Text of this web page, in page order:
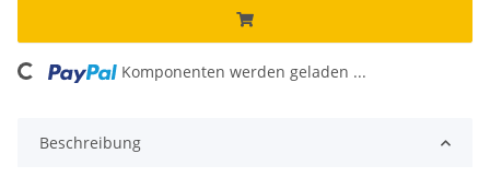
Komponenten werden geladen ...
Beschreibung